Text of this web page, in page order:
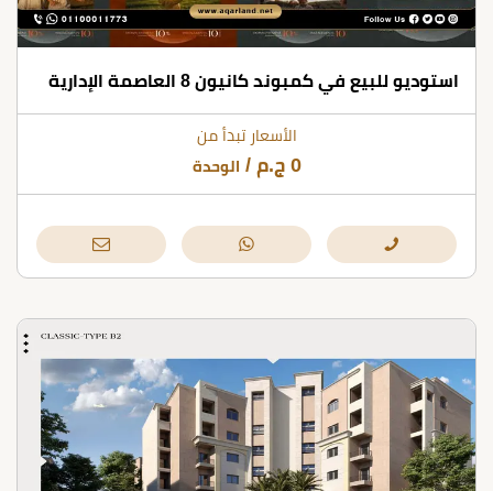
استوديو للبيع في كمبوند كانيون 8 العاصمة الإدارية
الأسعار تبدأ من
0 ج.م / الوحدة